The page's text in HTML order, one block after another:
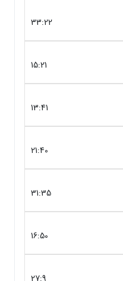
33:22
15:21
13:41
21:40
31:35
16:50